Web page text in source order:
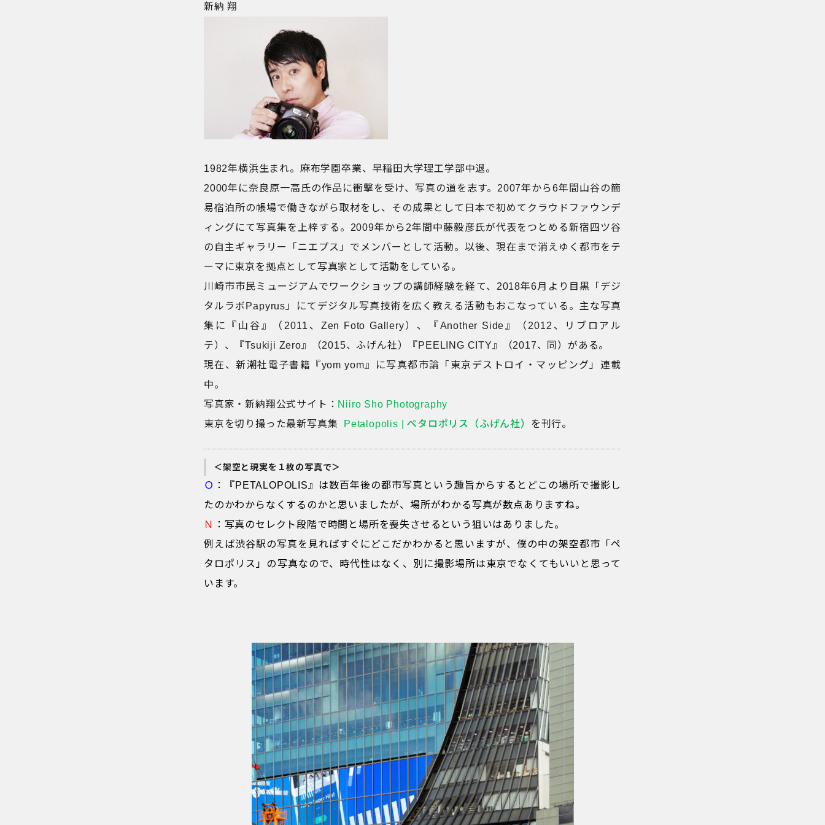
新納 翔
1982年横浜生まれ。麻布学園卒業、早稲田大学理工学部中退。
2000年に奈良原一高氏の作品に衝撃を受け、写真の道を志す。2007年から6年間山谷の簡
易宿泊所の帳場で働きながら取材をし、その成果として日本で初めてクラウドファウンデ
ィングにて写真集を上梓する。2009年から2年間中藤毅彦氏が代表をつとめる新宿四ツ谷
の自主ギャラリー「ニエプス」でメンバーとして活動。以後、現在まで消えゆく都市をテ
ーマに東京を拠点として写真家として活動をしている。
川崎市市民ミュージアムでワークショップの講師経験を経て、2018年6月より目黒「デジ
タルラボPapyrus」にてデジタル写真技術を広く教える活動もおこなっている。主な写真
集に『山谷』（2011、Zen Foto Gallery）、『Another Side』（2012、リブロアル
テ）、『Tsukiji Zero』（2015、ふげん社）『PEELING CITY』（2017、同）がある。
現在、新潮社電子書籍『yom yom』に写真都市論「東京デストロイ・マッピング」連載
中。
写真家・新納翔公式サイト： Niiro Sho Photography
東京を切り撮った最新写真集
Petalopolis | ペタロポリス（ふげん社） を刊行。
＜架空と現実を１枚の写真で＞
Ｏ ：『PETALOPOLIS』は数百年後の都市写真という趣旨からするとどこの場所で撮影し
たのかわからなくするのかと思いましたが、場所がわかる写真が数点ありますね。
Ｎ
：写真のセレクト段階で時間と場所を喪失させるという狙いはありました。
例えば渋谷駅の写真を見ればすぐにどこだかわかると思いますが、僕の中の架空都市「ペ
タロポリス」の写真なので、時代性はなく、別に撮影場所は東京でなくてもいいと思って
います。